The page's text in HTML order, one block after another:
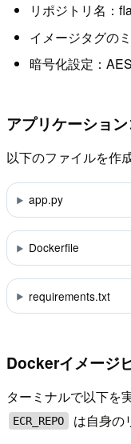
リポジトリ名：
イメージタグの
暗号化設定：
アプリケーショ
以下のファイルを作
app.py
Dockerfile
requirements.txt
Dockerイメージ
ターミナルで以下を
ECR_REPO は自身の